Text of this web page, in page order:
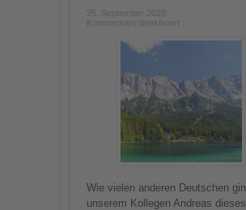
25. September 2020
Kommentare deaktiviertfür
auf
Bayerns
schönstes
„Duo“
Wie vielen anderen Deutschen
unserem Kollegen Andreas